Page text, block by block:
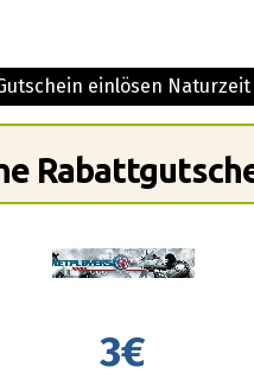
einlösen Naturzeit
3€